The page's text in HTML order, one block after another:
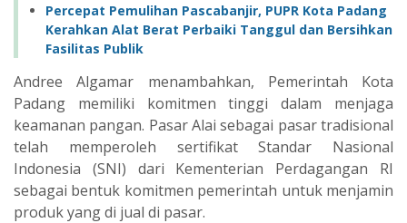
Percepat Pemulihan Pascabanjir, PUPR Kota Padang
Kerahkan Alat Berat Perbaiki Tanggul dan Bersihkan
Fasilitas Publik
Andree Algamar menambahkan, Pemerintah Kota
Padang memiliki komitmen tinggi dalam menjaga
keamanan pangan. Pasar Alai sebagai pasar tradisional
telah memperoleh sertifikat Standar Nasional
Indonesia (SNI) dari Kementerian Perdagangan RI
sebagai bentuk komitmen pemerintah untuk menjamin
produk yang di jual di pasar.